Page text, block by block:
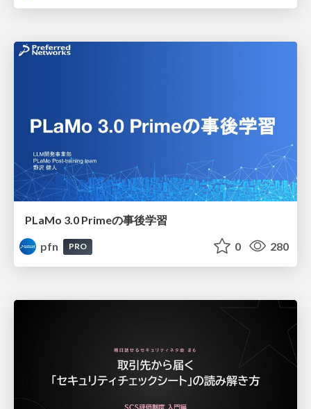
PLaMo 3.0 Primeの事後学習
pfn
PRO 0 280